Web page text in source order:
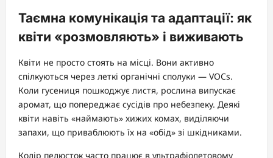
Таємна комунікація та адаптації: як
квіти «розмовляють» і виживають
Квіти не просто стоять на місці. Вони активно
спілкуються через леткі органічні сполуки — VOCs.
Коли гусениця пошкоджує листя, рослина випускає
аромат, що попереджає сусідів про небезпеку. Деякі
квіти навіть «наймають» хижих комах, виділяючи
запахи, що приваблюють їх на «обід» зі шкідниками.
Колір пелюсток часто працює в ультрафіолетовому